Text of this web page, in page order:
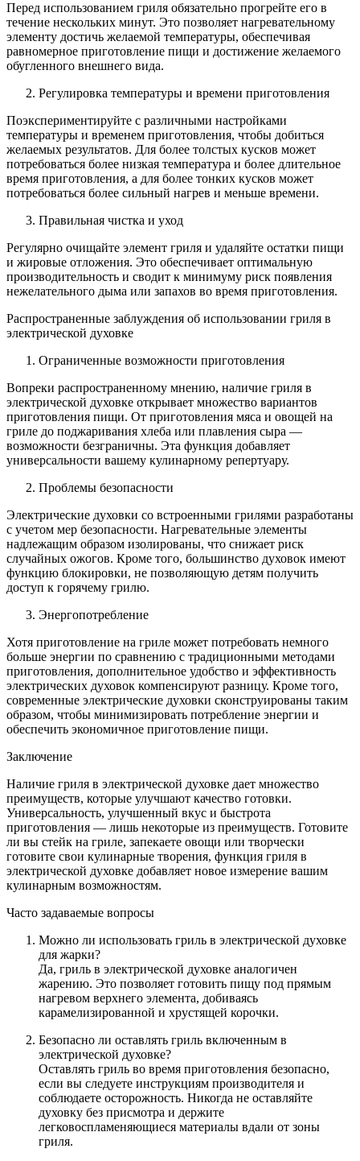
Перед использованием гриля обязательно прогрейте его в
течение нескольких минут. Это позволяет нагревательному
элементу достичь желаемой температуры, обеспечивая
равномерное приготовление пищи и достижение желаемого
обугленного внешнего вида.
Регулировка температуры и времени приготовления
Поэкспериментируйте с различными настройками
температуры и временем приготовления, чтобы добиться
желаемых результатов. Для более толстых кусков может
потребоваться более низкая температура и более длительное
время приготовления, а для более тонких кусков может
потребоваться более сильный нагрев и меньше времени.
Правильная чистка и уход
Регулярно очищайте элемент гриля и удаляйте остатки пищи
и жировые отложения. Это обеспечивает оптимальную
производительность и сводит к минимуму риск появления
нежелательного дыма или запахов во время приготовления.
Распространенные заблуждения об использовании гриля в
электрической духовке
Ограниченные возможности приготовления
Вопреки распространенному мнению, наличие гриля в
электрической духовке открывает множество вариантов
приготовления пищи. От приготовления мяса и овощей на
гриле до поджаривания хлеба или плавления сыра —
возможности безграничны. Эта функция добавляет
универсальности вашему кулинарному репертуару.
Проблемы безопасности
Электрические духовки со встроенными грилями разработаны
с учетом мер безопасности. Нагревательные элементы
надлежащим образом изолированы, что снижает риск
случайных ожогов. Кроме того, большинство духовок имеют
функцию блокировки, не позволяющую детям получить
доступ к горячему грилю.
Энергопотребление
Хотя приготовление на гриле может потребовать немного
больше энергии по сравнению с традиционными методами
приготовления, дополнительное удобство и эффективность
электрических духовок компенсируют разницу. Кроме того,
современные электрические духовки сконструированы таким
образом, чтобы минимизировать потребление энергии и
обеспечить экономичное приготовление пищи.
Заключение
Наличие гриля в электрической духовке дает множество
преимуществ, которые улучшают качество готовки.
Универсальность, улучшенный вкус и быстрота
приготовления — лишь некоторые из преимуществ. Готовите
ли вы стейк на гриле, запекаете овощи или творчески
готовите свои кулинарные творения, функция гриля в
электрической духовке добавляет новое измерение вашим
кулинарным возможностям.
Часто задаваемые вопросы
Можно ли использовать гриль в электрической духовке
для жарки?
Да, гриль в электрической духовке аналогичен
жарению. Это позволяет готовить пищу под прямым
нагревом верхнего элемента, добиваясь
карамелизированной и хрустящей корочки.
Безопасно ли оставлять гриль включенным в
электрической духовке?
Оставлять гриль во время приготовления безопасно,
если вы следуете инструкциям производителя и
соблюдаете осторожность. Никогда не оставляйте
духовку без присмотра и держите
легковоспламеняющиеся материалы вдали от зоны
гриля.